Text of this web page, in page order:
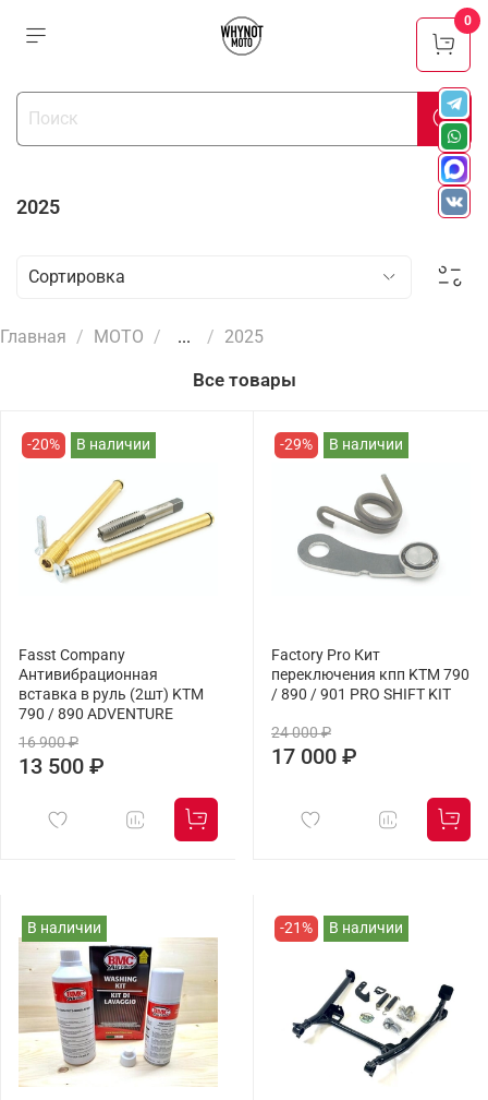
2025
Главная МОТО ... 2025
Все товары
-20% В наличии
Fasst Company
Антивибрационная
вставка в руль (2шт) KTM
790 / 890 ADVENTURE
16 900 ₽
13 500 ₽
-29% В наличии
Factory Pro Кит
переключения кпп KTM 790
/ 890 / 901 PRO SHIFT KIT
24 000 ₽
17 000 ₽
В наличии -21% В наличии
0